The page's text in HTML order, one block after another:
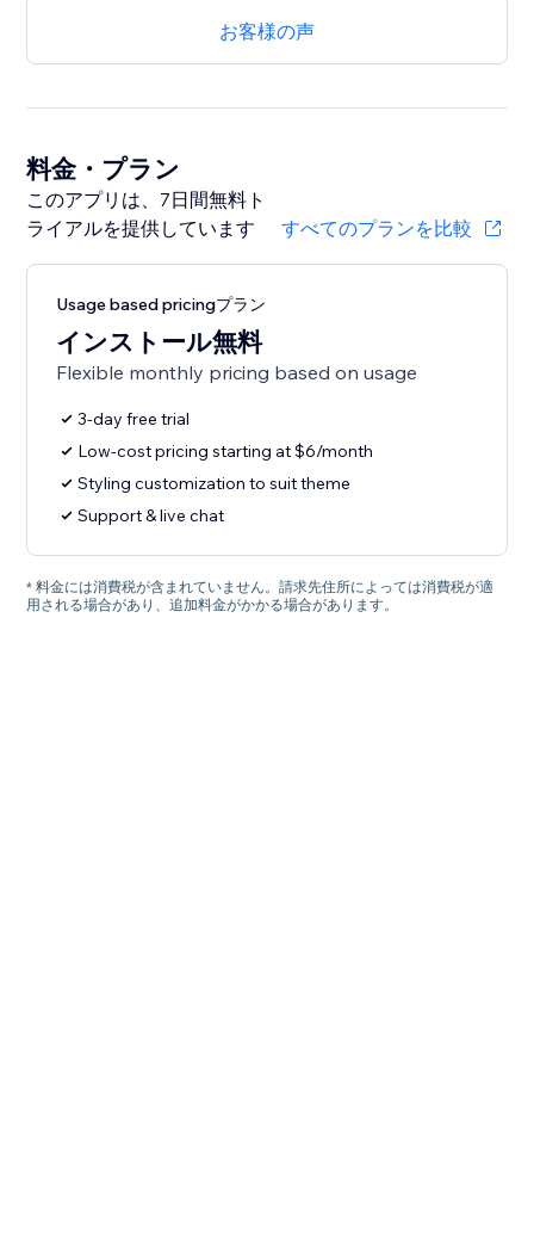
お客様の声
料金・プラン
このアプリは、7日間無料ト
ライアルを提供しています
すべてのプランを比較
Usage based pricingプラン
インストール無料
Flexible monthly pricing based on usage
3-day free trial
Low-cost pricing starting at $6/month
Styling customization to suit theme
Support & live chat
* 料金には消費税が含まれていません。請求先住所によっては消費税が適
用される場合があり、追加料金がかかる場合があります。